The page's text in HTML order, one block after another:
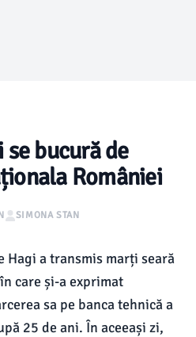
se bucură de
României
SIMONA STAN
Hagi a transmis marți seară
care și-a exprimat
sa pe banca tehnică a
25 de ani. În aceeași zi,